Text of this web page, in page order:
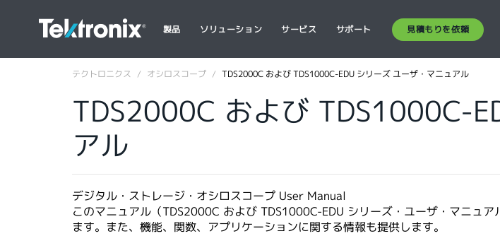
製品 ソリューション サービス サポート 見積もりを依頼
テクトロニクス オシロスコープ TDS2000C および TDS1000C-EDU シリーズ ユーザ・マニュアル
TDS2000C および TDS1000C-
アル
デジタル・ストレージ・オシロスコープ User Manual
このマニュアル（TDS2000C および TDS1000C-EDU シリーズ・ユーザ・マニュ
ます。また、機能、関数、アプリケーションに関する情報も提供します。